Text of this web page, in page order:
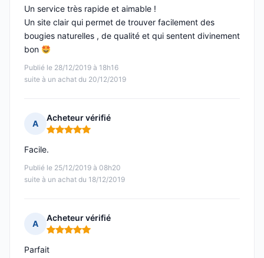
Publié le 28/12/2019 à 18h16
suite à un achat du 20/12/2019
Un service très rapide et aimable !
Un site clair qui permet de trouver facilement des
bougies naturelles , de qualité et qui sentent divinement
bon
A
Acheteur vérifié
Note : 5 sur 5
Publié le 25/12/2019 à 08h20
suite à un achat du 18/12/2019
Facile.
A
Acheteur vérifié
Note : 5 sur 5
Parfait